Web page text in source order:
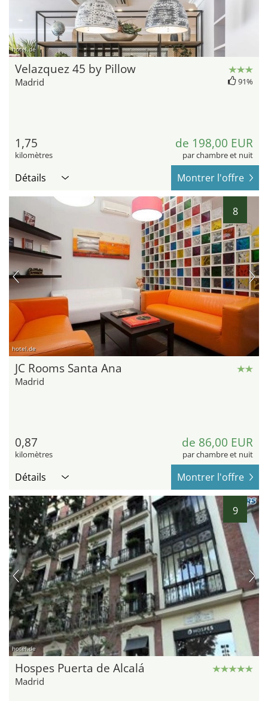
hotel.de
Velazquez 45 by Pillow
Madrid 91%
1,75
kilomètres
de 198,00 EUR
par chambre et nuit
Détails Montrer l'offre
8
hotel.de
JC Rooms Santa Ana
Madrid
0,87
kilomètres
de 86,00 EUR
par chambre et nuit
Détails Montrer l'offre
9
hotel.de
Hospes Puerta de Alcalá
Madrid